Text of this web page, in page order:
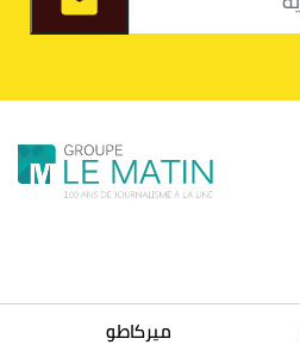
30
27
26
36
30
24
33
36
30
28
37
33
30
32
40
31
ميركاطو